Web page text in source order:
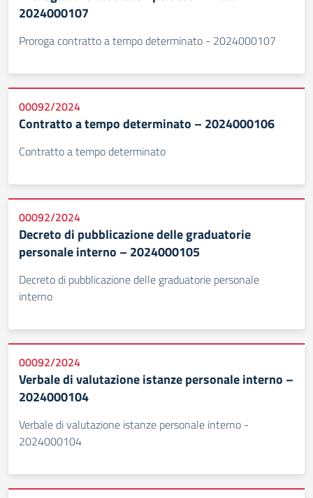
2024000107
Proroga contratto a tempo determinato - 2024000107
00092/2024
Contratto a tempo determinato – 2024000106
Contratto a tempo determinato
00092/2024
Decreto di pubblicazione delle graduatorie
personale interno – 2024000105
Decreto di pubblicazione delle graduatorie personale
interno
00092/2024
Verbale di valutazione istanze personale interno –
2024000104
Verbale di valutazione istanze personale interno -
2024000104